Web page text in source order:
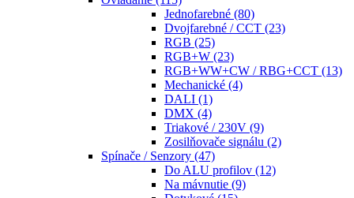
Jednofarebné (80)
Dvojfarebné / CCT (23)
RGB (25)
RGB+W (23)
RGB+WW+CW / RBG+CCT (13)
Mechanické (4)
DALI (1)
DMX (4)
Triakové / 230V (9)
Zosilňovače signálu (2)
Spínače / Senzory (47)
Do ALU profilov (12)
Na mávnutie (9)